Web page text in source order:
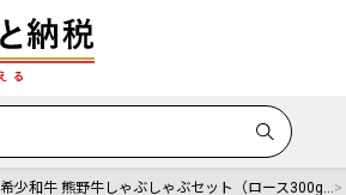
希少和牛 熊野牛しゃぶしゃぶセット（ロース300g…